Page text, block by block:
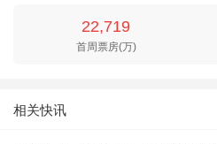
22,719
首周票房(万)
相关快讯